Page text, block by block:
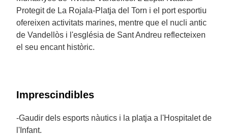
Protegit de La Rojala-Platja del Torn i el port esportiu
ofereixen activitats marines, mentre que el nucli antic
de Vandellòs i l'església de Sant Andreu reflecteixen
el seu encant històric.
Imprescindibles
-Gaudir dels esports nàutics i la platja a l'Hospitalet de
l'Infant.